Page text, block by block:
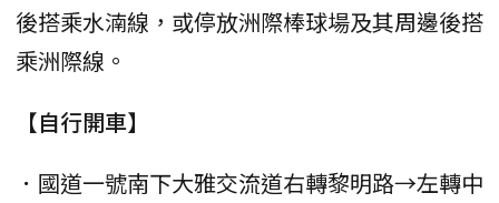
後搭乘水湳線，或停放洲際棒球場及其周邊後搭
乘洲際線。
【自行開車】
．國道一號南下大雅交流道右轉黎明路→左轉中